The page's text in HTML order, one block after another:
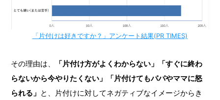
「片付けは好きですか？」アンケート結果(PR TIMES)
その理由は、
「片付け方がよくわからない」「すぐに終わ
らないから今やりたくない」「片付けてもパパやママに怒
られる」 と、片付けに対してネガティブなイメージからき